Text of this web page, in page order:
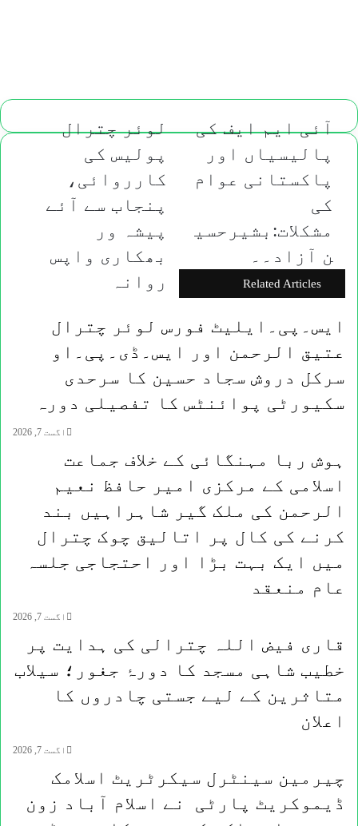
لوئر
چترال
پولیس
کی
کارروائی،
پنجاب
آئے
پیشہ
بھکاری
روانہ
لوئر چترال
پولیس کی
کارروائی،
پنجاب سے آئے
پیشہ ور
بھکاری واپس
روانہ
آئی
ایف
پالیسیاں
اور
پاکستانی
عوام
کی
آزاد۔۔
آئی ایم ایف کی
پالیسیاں اور
پاکستانی عوام
کی
مشکلات:بشیرحسی
ن آزاد۔۔
Related Articles
ایس۔پی۔ایلیٹ فورس لوئر چترال
عتیق الرحمن اور ایس۔ڈی۔پی۔او
سرکل دروش سجاد حسین کا سرحدی
سکیورٹی پوائنٹس کا تفصیلی دورہ
اگست 7, 2026
ہوش ربا مہنگائی کے خلاف جماعت
اسلامی کے مرکزی امیر حافظ نعیم
الرحمن کی ملک گیر شاہراہیں بند
کرنے کی کال پر اتالیق چوک چترال
میں ایک بہت بڑا اور احتجاجی جلسہ
عام منعقد
اگست 7, 2026
قاری فیض اللہ چترالی کی ہدایت پر
خطیب شاہی مسجد کا دورۂ جغور؛ سیلاب
متاثرین کے لیے جستی چادروں کا
اعلان
اگست 7, 2026
چیرمین سینٹرل سیکرٹریٹ اسلامک
ڈیموکریٹ پارٹی نے اسلام آباد زون